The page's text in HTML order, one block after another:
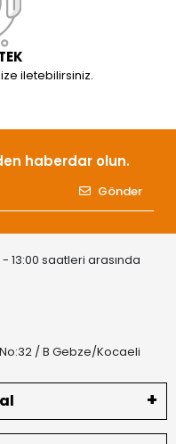
iletebilirsiniz.
haberdar olun.
Gönder
13:00 saatleri arasında
/ B Gebze/Kocaeli